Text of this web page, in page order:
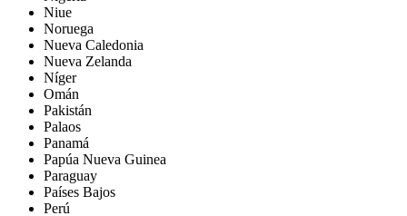
Niue
Noruega
Nueva Caledonia
Nueva Zelanda
Níger
Omán
Pakistán
Palaos
Panamá
Papúa Nueva Guinea
Paraguay
Países Bajos
Perú